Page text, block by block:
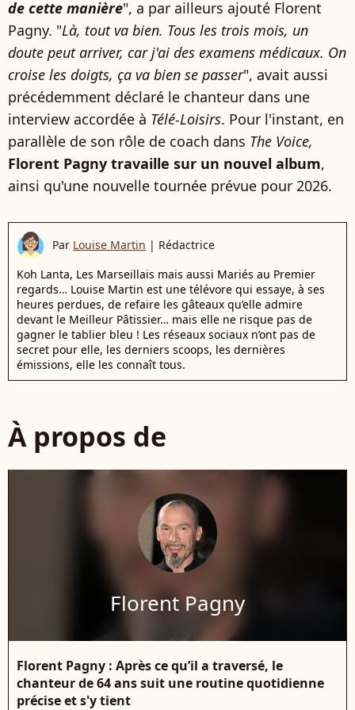
de cette manière", a par ailleurs ajouté Florent
Pagny. "Là, tout va bien. Tous les trois mois, un
doute peut arriver, car j'ai des examens médicaux. On
croise les doigts, ça va bien se passer", avait aussi
précédemment déclaré le chanteur dans une
interview accordée à Télé-Loisirs. Pour l'instant, en
parallèle de son rôle de coach dans The Voice,
Florent Pagny travaille sur un nouvel album,
ainsi qu'une nouvelle tournée prévue pour 2026.
Par Louise Martin | Rédactrice
Koh Lanta, Les Marseillais mais aussi Mariés au Premier
regards… Louise Martin est une télévore qui essaye, à ses
heures perdues, de refaire les gâteaux qu’elle admire
devant le Meilleur Pâtissier… mais elle ne risque pas de
gagner le tablier bleu ! Les réseaux sociaux n’ont pas de
secret pour elle, les derniers scoops, les dernières
émissions, elle les connaît tous.
À propos de
Florent Pagny
Florent Pagny : Après ce qu’il a traversé, le
chanteur de 64 ans suit une routine quotidienne
précise et s'y tient